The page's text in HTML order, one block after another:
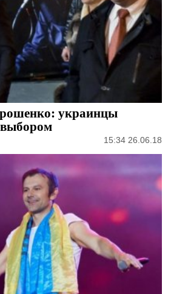
украинцы
выбором
15:34 26.06.18